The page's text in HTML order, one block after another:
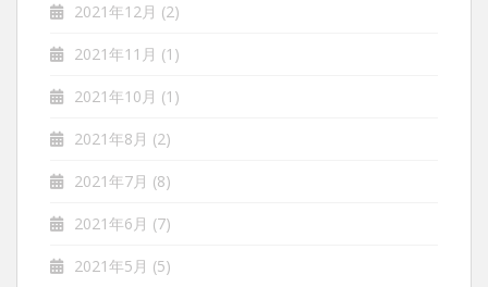
2021年12月 (2)
2021年11月 (1)
2021年10月 (1)
2021年8月 (2)
2021年7月 (8)
2021年6月 (7)
2021年5月 (5)